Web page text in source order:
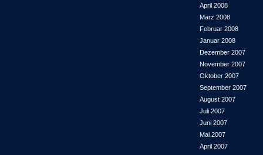
April 2008
März 2008
Februar 2008
Januar 2008
Dezember 2007
November 2007
Oktober 2007
September 2007
August 2007
Juli 2007
Juni 2007
Mai 2007
April 2007